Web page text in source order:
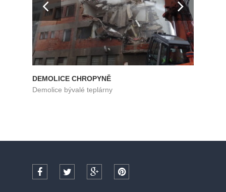
DEMOLICE CHROPYNĚ
Demolice bývalé teplárny